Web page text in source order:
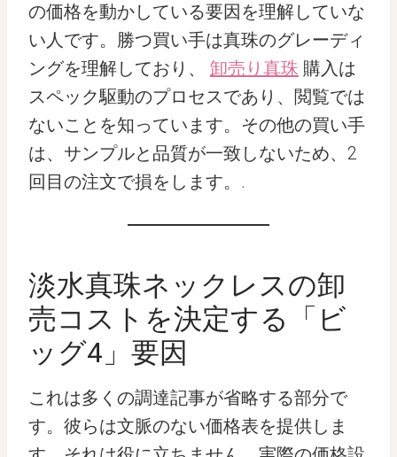
の価格を動かしている要因を理解していな
い人です。勝つ買い手は真珠のグレーディ
ングを理解しており、 卸売り真珠 購入は
スペック駆動のプロセスであり、閲覧では
ないことを知っています。その他の買い手
は、サンプルと品質が一致しないため、2
回目の注文で損をします。.
淡水真珠ネックレスの卸
売コストを決定する「ビ
ッグ4」要因
これは多くの調達記事が省略する部分で
す。彼らは文脈のない価格表を提供しま